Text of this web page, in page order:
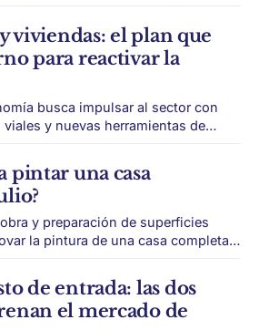
mostró una señal mixta en junio.
de compraventa crecieron
viviendas: el plan que
para reactivar la
busca impulsar al sector con
y nuevas herramientas de
aparecer como una de las apuestas
la actividad económica en el
pintar una casa
y preparación de superficies
la pintura de una casa completa
una reforma simple, pero el
un gasto importante. Para una
materiales de
de entrada: las dos
el mercado de